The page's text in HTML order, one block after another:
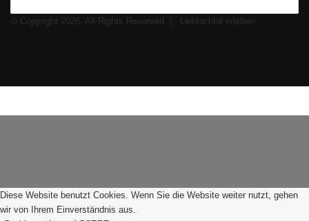
© Copyright 2026, All Rights Reserved |
Leiblachtal erleben
Diese Website benutzt Cookies. Wenn Sie die Website weiter nutzt, gehen
wir von Ihrem Einverständnis aus.